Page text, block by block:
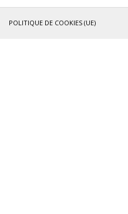
POLITIQUE DE COOKIES (UE)